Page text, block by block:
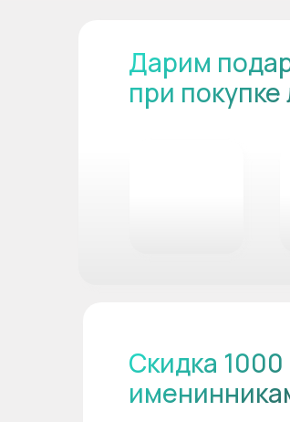
Дарим
при
Скидка